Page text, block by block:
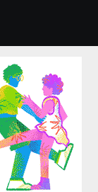
D’ETE du 25